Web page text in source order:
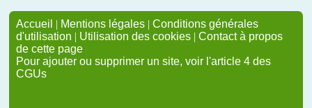
Accueil | Mentions légales | Conditions générales
d'utilisation | Utilisation des cookies | Contact à propos
de cette page
Pour ajouter ou supprimer un site, voir l'article 4 des
CGUs